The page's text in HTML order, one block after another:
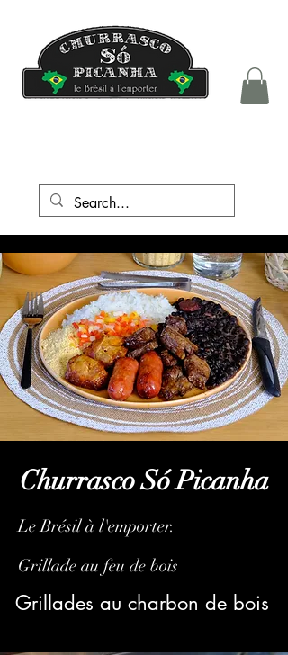
Churrasco Só Picanha
Le Brésil à l'emporter.
Grillade au feu de bois
Grillades au charbon de bois